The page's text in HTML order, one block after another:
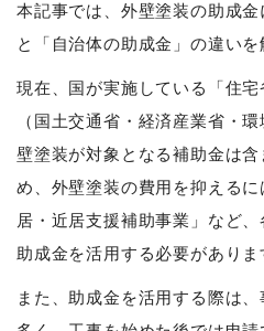
本記事では、外壁塗装の助成金
と「自治体の助成金」の違いを
現在、国が実施している「住宅
（国土交通省・経済産業省・
壁塗装が対象となる補助金は
め、外壁塗装の費用を抑える
居・近居支援補助事業」など
助成金を活用する必要がありま
また、助成金を活用する際は